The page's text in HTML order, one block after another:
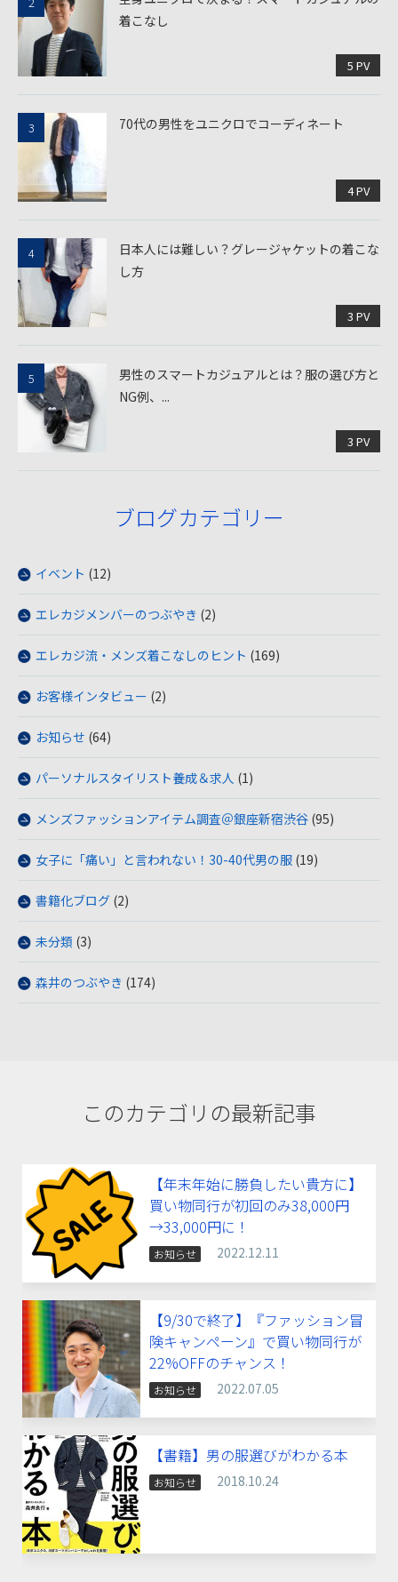
着こなし
5 PV
70代の男性をユニクロでコーディネート
4 PV
日本人には難しい？グレージャケットの着こな
し方
3 PV
男性のスマートカジュアルとは？服の選び方と
NG例、...
3 PV
ブログカテゴリー
イベント (12)
エレカジメンバーのつぶやき (2)
エレカジ流・メンズ着こなしのヒント (169)
お客様インタビュー (2)
お知らせ (64)
パーソナルスタイリスト養成＆求人 (1)
メンズファッションアイテム調査＠銀座新宿渋谷 (95)
女子に「痛い」と言われない！30-40代男の服 (19)
書籍化ブログ (2)
未分類 (3)
森井のつぶやき (174)
このカテゴリの最新記事
【年末年始に勝負したい貴方に】
買い物同行が初回のみ38,000円
→33,000円に！
お知らせ 2022.12.11
【9/30で終了】『ファッション冒
険キャンペーン』で買い物同行が
22%OFFのチャンス！
お知らせ 2022.07.05
【書籍】男の服選びがわかる本
お知らせ 2018.10.24